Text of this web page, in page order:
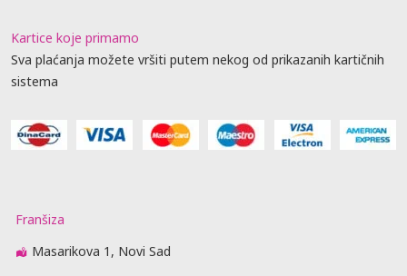
Kartice koje primamo
Sva plaćanja možete vršiti putem nekog od prikazanih kartičnih
sistema
Franšiza
Masarikova 1, Novi Sad